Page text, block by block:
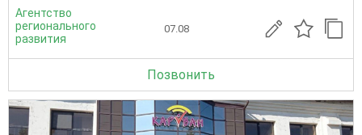
Агентство
регионального
развития
07.08
Позвонить